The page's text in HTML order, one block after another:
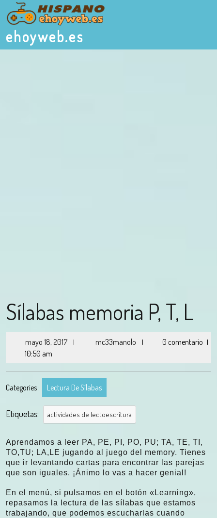
ehoyweb.es
Sílabas memoria P, T, L
mayo 18, 2017 | mc33manolo | 0 comentario |
10:50 am
Categories : Lectura De Sílabas
Etiquetas: actividades de lectoescritura
Aprendamos a leer PA, PE, PI, PO, PU; TA, TE, TI,
TO,TU; LA,LE jugando al juego del memory. Tienes
que ir levantando cartas para encontrar las parejas
que son iguales. ¡Ánimo lo vas a hacer genial!
En el menú, si pulsamos en el botón «Learning»,
repasamos la lectura de las sílabas que estamos
trabajando, que podemos escucharlas cuando